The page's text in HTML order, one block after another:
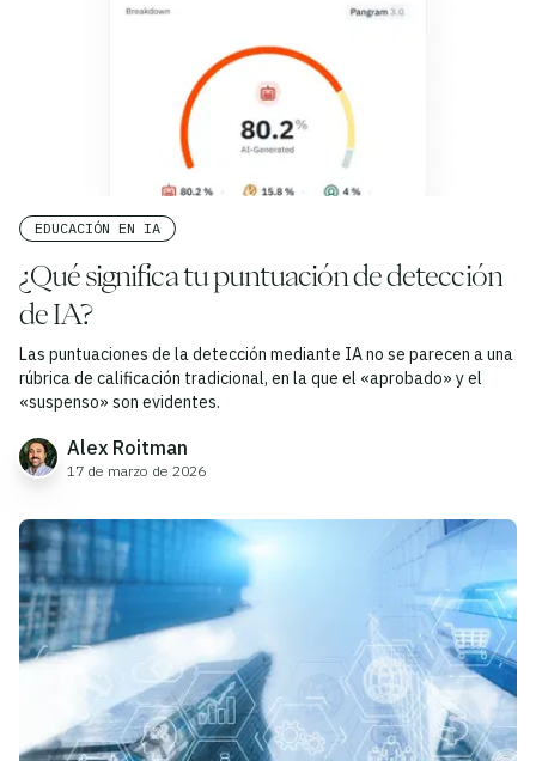
EDUCACIÓN EN IA
¿Qué significa tu puntuación de detección
de IA?
Las puntuaciones de la detección mediante IA no se parecen a una
rúbrica de calificación tradicional, en la que el «aprobado» y el
«suspenso» son evidentes.
Alex Roitman
17 de marzo de 2026